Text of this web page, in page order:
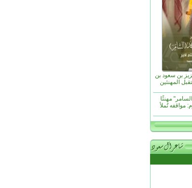
بن سعود بن
المهنئين
مهنئًا
مواقفه تُملأ